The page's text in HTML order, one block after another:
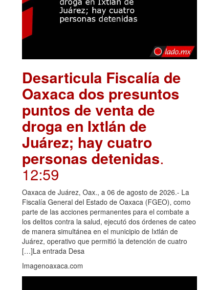
Desarticula Fiscalía de
Oaxaca dos presuntos
puntos de venta de
droga en Ixtlán de
Juárez; hay cuatro
personas detenidas.
12:59
Oaxaca de Juárez, Oax., a 06 de agosto de 2026.- La
Fiscalía General del Estado de Oaxaca (FGEO), como
parte de las acciones permanentes para el combate a
los delitos contra la salud, ejecutó dos órdenes de cateo
de manera simultánea en el municipio de Ixtlán de
Juárez, operativo que permitió la detención de cuatro
[…]La entrada Desa
Imagenoaxaca.com